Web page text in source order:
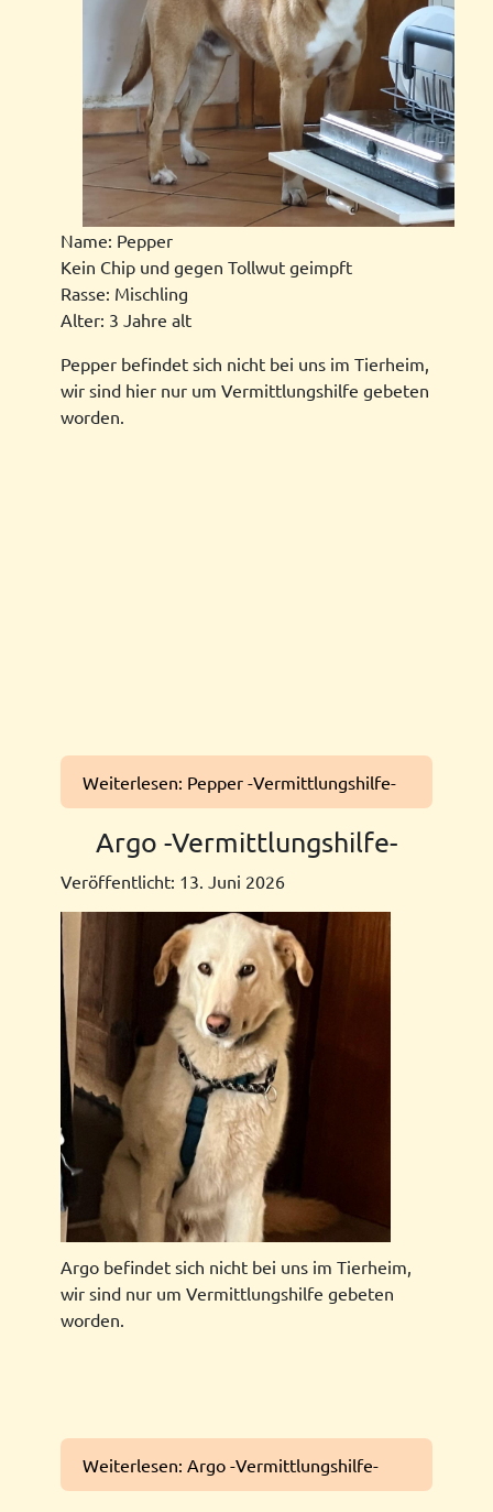
Name: Pepper
Kein Chip und gegen Tollwut geimpft
Rasse: Mischling
Alter: 3 Jahre alt
Pepper befindet sich nicht bei uns im Tierheim,
wir sind hier nur um Vermittlungshilfe gebeten
worden.
Weiterlesen: Pepper -Vermittlungshilfe-
Argo -Vermittlungshilfe-
Veröffentlicht: 13. Juni 2026
Argo befindet sich nicht bei uns im Tierheim,
wir sind nur um Vermittlungshilfe gebeten
worden.
Weiterlesen: Argo -Vermittlungshilfe-